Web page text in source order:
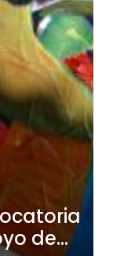
de